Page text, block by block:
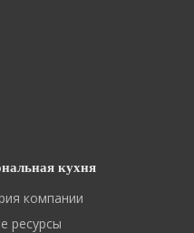
кухня
компании
ресурсы